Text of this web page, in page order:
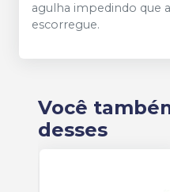
agulha impedindo que
escorregue.
Você
desses